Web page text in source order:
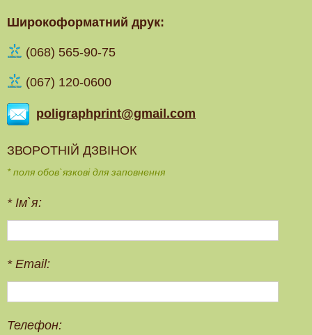
Широкоформатний друк:
(‎068) 565-90-75
(067) 120-0600
poligraphprint@gmail.com
ЗВОРОТНІЙ ДЗВІНОК
* поля обов`язкові для заповнення
*Ім`я:
*Email:
Телефон: